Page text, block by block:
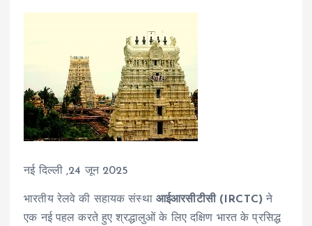
नई दिल्ली ,24 जून 2025
भारतीय रेलवे की सहायक संस्था आईआरसीटीसी (IRCTC) ने
एक नई पहल करते हुए श्रद्धालुओं के लिए दक्षिण भारत के प्रसिद्ध